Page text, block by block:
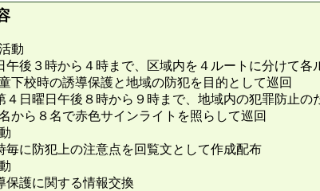
動
午後３時から４時まで、区域内を４ルートに分けて各
下校時の誘導保護と地域の防犯を目的として巡回
４日曜日午後８時から９時まで、地域内の犯罪防止の
から８名で赤色サインライトを照らして巡回
毎に防犯上の注意点を回覧文として作成配布
保護に関する情報交換